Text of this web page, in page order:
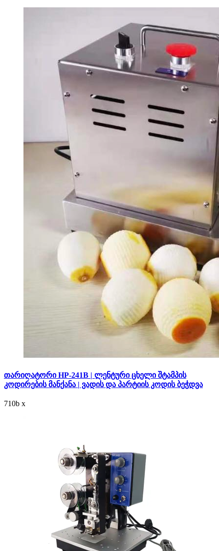
თარიღატორი HP-241B | ლენტური ცხელი შტამპის
კოდირების მანქანა | ვადის და პარტიის კოდის ბეჭდვა
710b x